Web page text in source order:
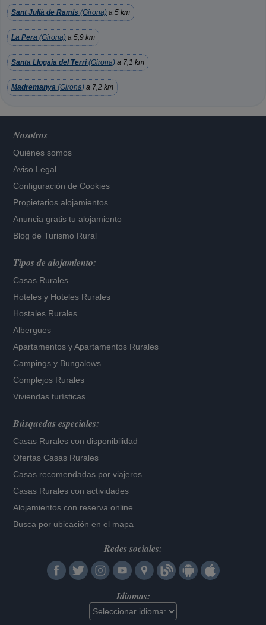
Sant Julià de Ramis (Girona) a 5 km
La Pera (Girona) a 5,9 km
Santa Llogaia del Terri(Girona) a 7,1 km
Madremanya (Girona) a 7,2 km
Nosotros
Quiénes somos
Aviso Legal
Configuración de Cookies
Propietarios alojamientos
Anuncia gratis tu alojamiento
Blog de Turismo Rural
Tipos de alojamiento:
Casas Rurales
Hoteles y Hoteles Rurales
Hostales Rurales
Albergues
Apartamentos yApartamentos Rurales
Campings y Bungalows
Complejos Rurales
Viviendas turísticas
Búsquedas especiales:
Casas Rurales con disponibilidad
Ofertas Casas Rurales
Casas recomendadas por viajeros
Casas Rurales con actividades
Alojamientos con reserva online
Busca por ubicación en el mapa
Redes sociales:
Idiomas: